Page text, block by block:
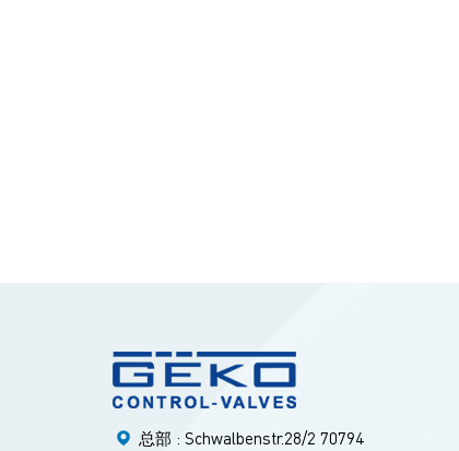
总部 : Schwalbenstr.28/2 70794